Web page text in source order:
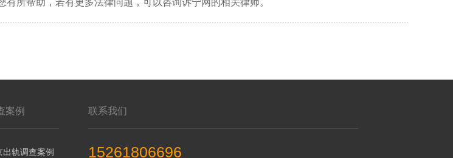
所帮助，若有更多法律问题，可以咨询诉宁网的相关律师。
案例
出轨调查案例
联系我们
15261806696